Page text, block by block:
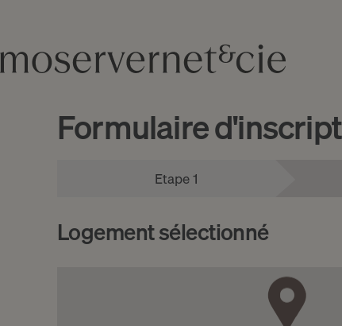
Formulaire
Etape 1
Logement sélectionné